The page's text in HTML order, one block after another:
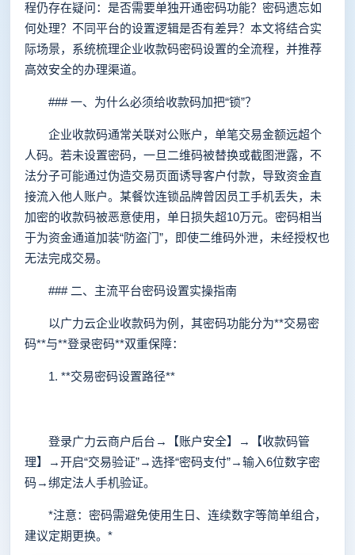
程仍存在疑问：是否需要单独开通密码功能？密码遗忘如
何处理？不同平台的设置逻辑是否有差异？本文将结合实
际场景，系统梳理企业收款码密码设置的全流程，并推荐
高效安全的办理渠道。
### 一、为什么必须给收款码加把“锁”？
企业收款码通常关联对公账户，单笔交易金额远超个
人码。若未设置密码，一旦二维码被替换或截图泄露，不
法分子可能通过伪造交易页面诱导客户付款，导致资金直
接流入他人账户。某餐饮连锁品牌曾因员工手机丢失，未
加密的收款码被恶意使用，单日损失超10万元。密码相当
于为资金通道加装“防盗门”，即使二维码外泄，未经授权也
无法完成交易。
### 二、主流平台密码设置实操指南
以广力云企业收款码为例，其密码功能分为**交易密
码**与**登录密码**双重保障：
1. **交易密码设置路径**
登录广力云商户后台→【账户安全】→【收款码管
理】→开启“交易验证”→选择“密码支付”→输入6位数字密
码→绑定法人手机验证。
*注意：密码需避免使用生日、连续数字等简单组合，
建议定期更换。*